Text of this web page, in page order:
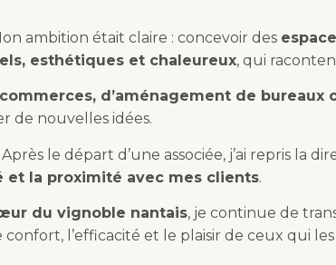
ambition était claire : concevoir des
esthétiques et chaleureux, qui
d’aménagement de bureaux
de nouvelles idées.
le départ d’une associée, j’ai repris la
et la proximité avec mes clients.
du vignoble nantais, je continue de
confort, l’efficacité et le plaisir de ceux qui